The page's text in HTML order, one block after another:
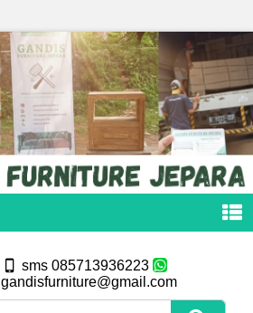
sms 085713936223
gandisfurniture@gmail.com